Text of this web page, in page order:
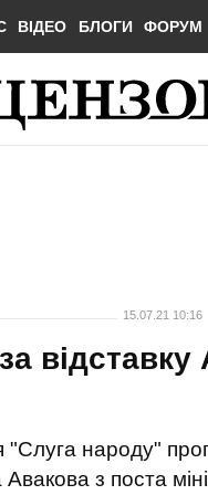
ВІДЕО БЛОГИ ФОРУМ
15.07.21 10:16
відставку
"Слуга народу"
з поста